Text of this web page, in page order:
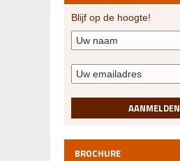
Blijf op de hoogte!
AANMELDEN
BROCHURE